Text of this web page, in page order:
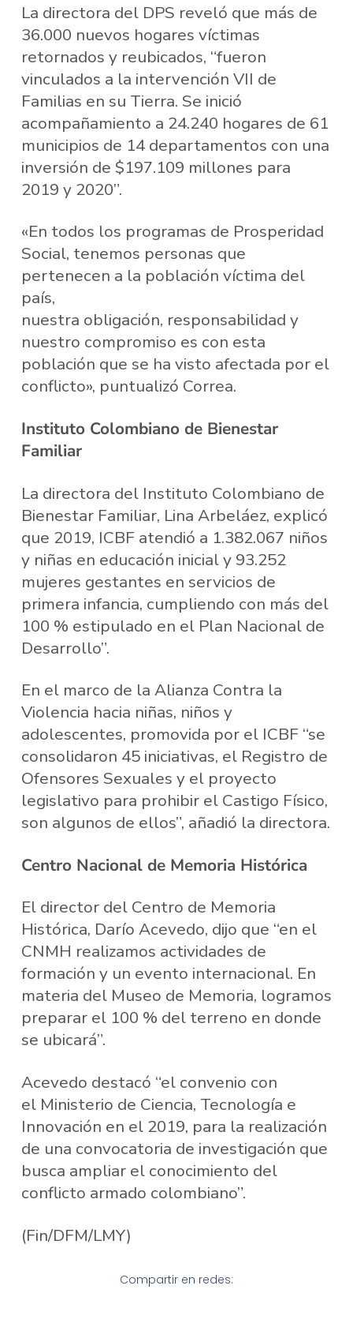
La directora del DPS reveló que más de
36.000 nuevos hogares víctimas
retornados y reubicados, “fueron
vinculados a la intervención VII de
Familias en su Tierra. Se inició
acompañamiento a 24.240 hogares de 61
municipios de 14 departamentos con una
inversión de $197.109 millones para
2019 y 2020”.
«En todos los programas de Prosperidad
Social, tenemos personas que
pertenecen a la población víctima del
país,
nuestra obligación, responsabilidad y
nuestro compromiso es con esta
población que se ha visto afectada por el
conflicto», puntualizó Correa.
Instituto Colombiano de Bienestar
Familiar
La directora del Instituto Colombiano de
Bienestar Familiar, Lina Arbeláez, explicó
que 2019, ICBF atendió a 1.382.067 niños
y niñas en educación inicial y 93.252
mujeres gestantes en servicios de
primera infancia, cumpliendo con más del
100 % estipulado en el Plan Nacional de
Desarrollo”.
En el marco de la Alianza Contra la
Violencia hacia niñas, niños y
adolescentes, promovida por el ICBF “se
consolidaron 45 iniciativas, el Registro de
Ofensores Sexuales y el proyecto
legislativo para prohibir el Castigo Físico,
son algunos de ellos”, añadió la directora.
Centro Nacional de Memoria Histórica
El director del Centro de Memoria
Histórica, Darío Acevedo, dijo que “en el
CNMH realizamos actividades de
formación y un evento internacional. En
materia del Museo de Memoria, logramos
preparar el 100 % del terreno en donde
se ubicará”.
Acevedo destacó “el convenio con
el Ministerio de Ciencia, Tecnología e
Innovación en el 2019, para la realización
de una convocatoria de investigación que
busca ampliar el conocimiento del
conflicto armado colombiano”.
(Fin/DFM/LMY)
Compartir en redes: